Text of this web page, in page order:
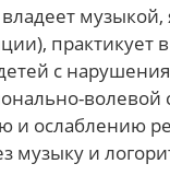
музыкой,
практикует
с
волевой
и ослаблению
музыку и